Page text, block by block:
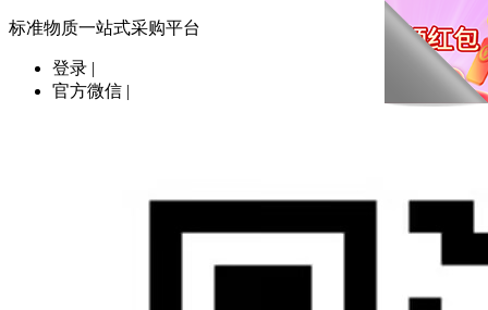
标准物质一站式采购平台
登录 |
官方微信 |